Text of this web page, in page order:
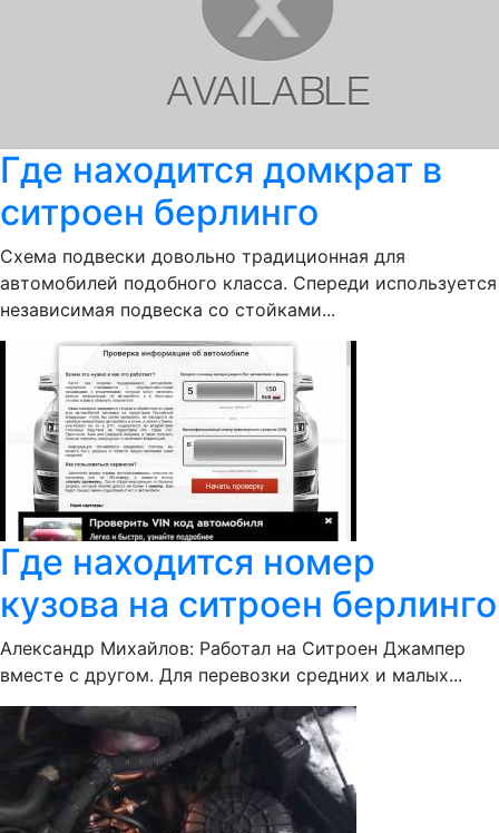
Где находится домкрат в
ситроен берлинго
Схема подвески довольно традиционная для
автомобилей подобного класса. Спереди используется
независимая подвеска со стойками...
Где находится номер
кузова на ситроен берлинго
Александр Михайлов: Работал на Ситроен Джампер
вместе с другом. Для перевозки средних и малых...